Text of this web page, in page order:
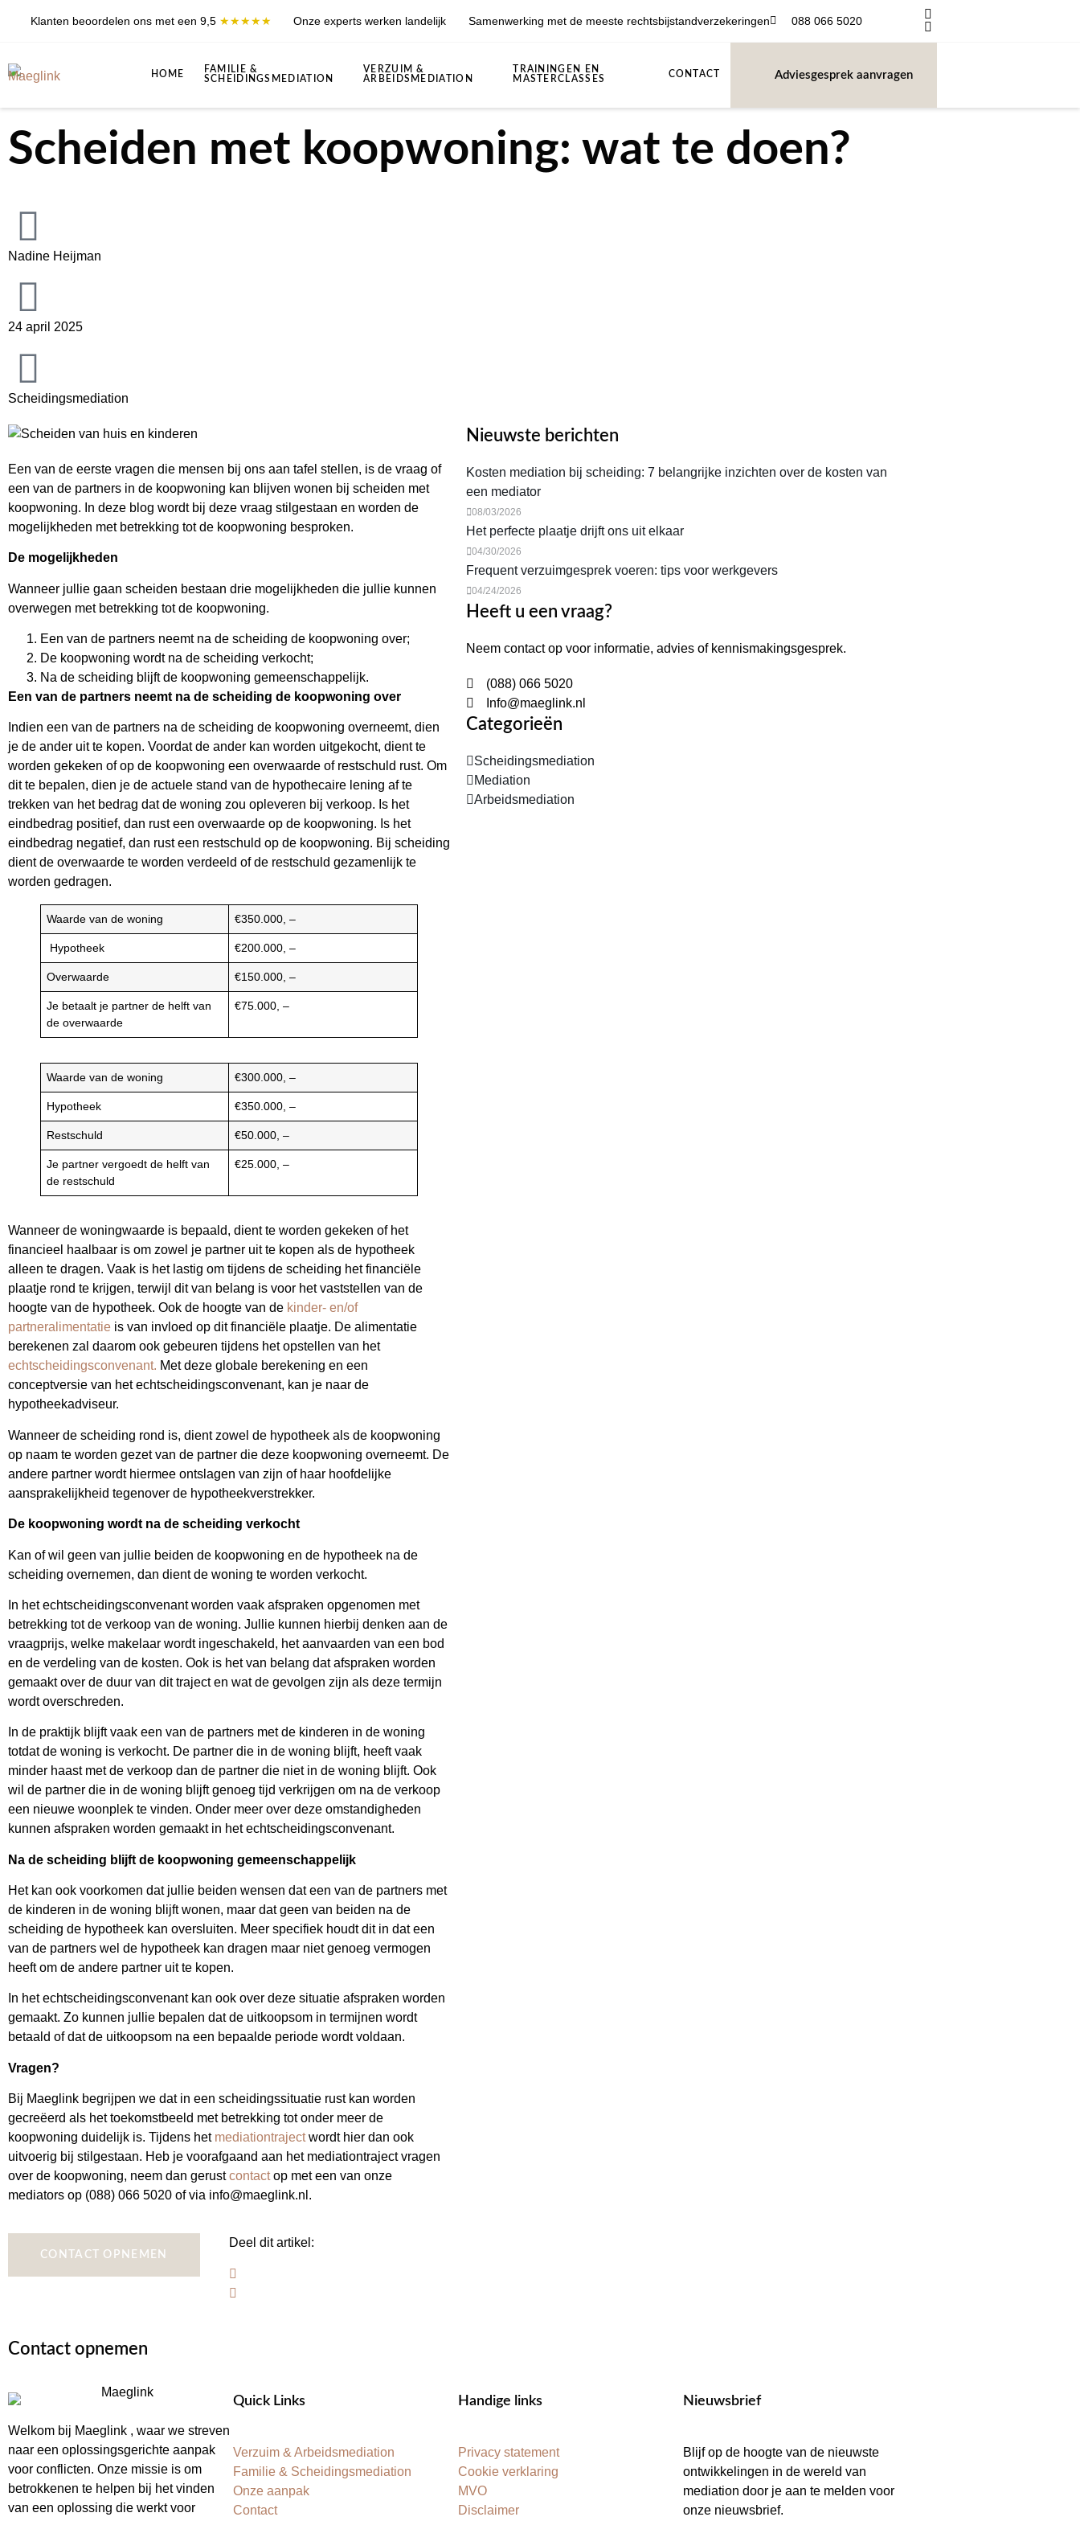
Klanten beoordelen ons met een 9,5 ★★★★★ Onze experts werken landelijk Samenwerking met de meeste rechtsbijstandverzekeringen 088 066 5020
HOME
FAMILIE &
SCHEIDINGSMEDIATION
VERZUIM &
ARBEIDSMEDIATION
TRAININGEN EN
MASTERCLASSES
CONTACT Adviesgesprek aanvragen
Scheiden met koopwoning: wat te doen?
Nadine Heijman
24 april 2025
Scheidingsmediation
Een van de eerste vragen die mensen bij ons aan tafel stellen, is de vraag of
een van de partners in de koopwoning kan blijven wonen bij scheiden met
koopwoning. In deze blog wordt bij deze vraag stilgestaan en worden de
mogelijkheden met betrekking tot de koopwoning besproken.
De mogelijkheden
Wanneer jullie gaan scheiden bestaan drie mogelijkheden die jullie kunnen
overwegen met betrekking tot de koopwoning.
Een van de partners neemt na de scheiding de koopwoning over;
De koopwoning wordt na de scheiding verkocht;
Na de scheiding blijft de koopwoning gemeenschappelijk.
Een van de partners neemt na de scheiding de koopwoning over
Indien een van de partners na de scheiding de koopwoning overneemt, dien
je de ander uit te kopen. Voordat de ander kan worden uitgekocht, dient te
worden gekeken of op de koopwoning een overwaarde of restschuld rust. Om
dit te bepalen, dien je de actuele stand van de hypothecaire lening af te
trekken van het bedrag dat de woning zou opleveren bij verkoop. Is het
eindbedrag positief, dan rust een overwaarde op de koopwoning. Is het
eindbedrag negatief, dan rust een restschuld op de koopwoning. Bij scheiding
dient de overwaarde te worden verdeeld of de restschuld gezamenlijk te
worden gedragen.
Waarde van de woning €350.000, –
Hypotheek €200.000, –
Overwaarde €150.000, –
Je betaalt je partner de helft van
de overwaarde
€75.000, –
Waarde van de woning €300.000, –
Hypotheek €350.000, –
Restschuld €50.000, –
Je partner vergoedt de helft van
de restschuld
€25.000, –
Wanneer de woningwaarde is bepaald, dient te worden gekeken of het
financieel haalbaar is om zowel je partner uit te kopen als de hypotheek
alleen te dragen. Vaak is het lastig om tijdens de scheiding het financiële
plaatje rond te krijgen, terwijl dit van belang is voor het vaststellen van de
hoogte van de hypotheek. Ook de hoogte van de kinder- en/of
partneralimentatie is van invloed op dit financiële plaatje. De alimentatie
berekenen zal daarom ook gebeuren tijdens het opstellen van het
echtscheidingsconvenant. Met deze globale berekening en een
conceptversie van het echtscheidingsconvenant, kan je naar de
hypotheekadviseur.
Wanneer de scheiding rond is, dient zowel de hypotheek als de koopwoning
op naam te worden gezet van de partner die deze koopwoning overneemt. De
andere partner wordt hiermee ontslagen van zijn of haar hoofdelijke
aansprakelijkheid tegenover de hypotheekverstrekker.
De koopwoning wordt na de scheiding verkocht
Kan of wil geen van jullie beiden de koopwoning en de hypotheek na de
scheiding overnemen, dan dient de woning te worden verkocht.
In het echtscheidingsconvenant worden vaak afspraken opgenomen met
betrekking tot de verkoop van de woning. Jullie kunnen hierbij denken aan de
vraagprijs, welke makelaar wordt ingeschakeld, het aanvaarden van een bod
en de verdeling van de kosten. Ook is het van belang dat afspraken worden
gemaakt over de duur van dit traject en wat de gevolgen zijn als deze termijn
wordt overschreden.
In de praktijk blijft vaak een van de partners met de kinderen in de woning
totdat de woning is verkocht. De partner die in de woning blijft, heeft vaak
minder haast met de verkoop dan de partner die niet in de woning blijft. Ook
wil de partner die in de woning blijft genoeg tijd verkrijgen om na de verkoop
een nieuwe woonplek te vinden. Onder meer over deze omstandigheden
kunnen afspraken worden gemaakt in het echtscheidingsconvenant.
Na de scheiding blijft de koopwoning gemeenschappelijk
Het kan ook voorkomen dat jullie beiden wensen dat een van de partners met
de kinderen in de woning blijft wonen, maar dat geen van beiden na de
scheiding de hypotheek kan oversluiten. Meer specifiek houdt dit in dat een
van de partners wel de hypotheek kan dragen maar niet genoeg vermogen
heeft om de andere partner uit te kopen.
In het echtscheidingsconvenant kan ook over deze situatie afspraken worden
gemaakt. Zo kunnen jullie bepalen dat de uitkoopsom in termijnen wordt
betaald of dat de uitkoopsom na een bepaalde periode wordt voldaan.
Vragen?
Bij Maeglink begrijpen we dat in een scheidingssituatie rust kan worden
gecreëerd als het toekomstbeeld met betrekking tot onder meer de
koopwoning duidelijk is. Tijdens het mediationtrajectwordt hier dan ook
uitvoerig bij stilgestaan. Heb je voorafgaand aan het mediationtraject vragen
over de koopwoning, neem dan gerustcontactop met een van onze
mediators op (088) 066 5020 of via info@maeglink.nl.
CONTACT OPNEMEN
Deel dit artikel:
Contact opnemen
Nieuwste berichten
Kosten mediation bij scheiding: 7 belangrijke inzichten over de kosten van
een mediator
08/03/2026
Het perfecte plaatje drijft ons uit elkaar
04/30/2026
Frequent verzuimgesprek voeren: tips voor werkgevers
04/24/2026
Heeft u een vraag?
Neem contact op voor informatie, advies of kennismakingsgesprek.
(088) 066 5020
Info@maeglink.nl
Categorieën
Scheidingsmediation
Mediation
Arbeidsmediation
Welkom bij Maeglink , waar we streven
naar een oplossingsgerichte aanpak
voor conflicten. Onze missie is om
betrokkenen te helpen bij het vinden
van een oplossing die werkt voor
Quick Links
Verzuim & Arbeidsmediation
Familie & Scheidingsmediation
Onze aanpak
Contact
Handige links
Privacy statement
Cookie verklaring
MVO
Disclaimer
Nieuwsbrief
Blijf op de hoogte van de nieuwste
ontwikkelingen in de wereld van
mediation door je aan te melden voor
onze nieuwsbrief.